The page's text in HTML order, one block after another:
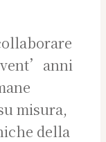
misura,
della